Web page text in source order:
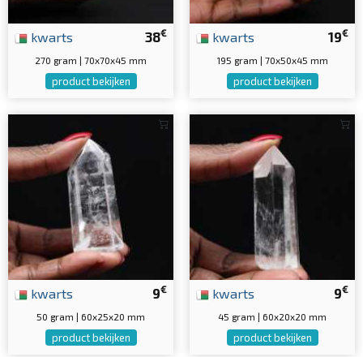
38€
kwarts
270 gram | 70x70x45 mm
product bekijken
19€
kwarts
195 gram | 70x50x45 mm
product bekijken
9€
kwarts
50 gram | 60x25x20 mm
product bekijken
9€
kwarts
45 gram | 60x20x20 mm
product bekijken